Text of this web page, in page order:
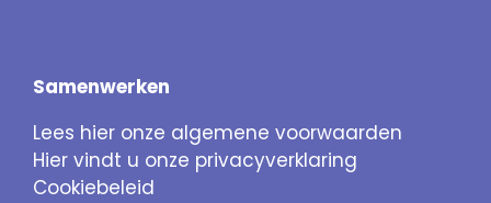
Samenwerken
Lees hier onze algemene voorwaarden
Hier vindt u onze privacyverklaring
Cookiebeleid